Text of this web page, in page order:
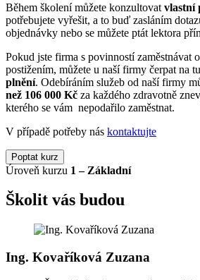
Během školení můžete konzultovat vlastní
potřebujete vyřešit, a to buď zasláním
objednávky nebo se můžete ptát lektora
Pokud jste firma s povinností zaměstnávat
postižením, můžete u naší firmy čerpat na
plnění. Odebíráním služeb od naší firmy
než 106 000 Kč za každého zdravotně
kterého se vám nepodařilo zaměstnat.
V případě potřeby nás kontaktujte
Poptat kurz
Úroveň kurzu 1 – Základní
Školit vás budou
Ing. Kovaříková Zuzana